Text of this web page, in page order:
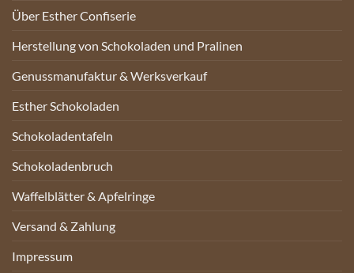
Über Esther Confiserie
Herstellung von Schokoladen und Pralinen
Genussmanufaktur & Werksverkauf
Esther Schokoladen
Schokoladentafeln
Schokoladenbruch
Waffelblätter & Apfelringe
Versand & Zahlung
Impressum